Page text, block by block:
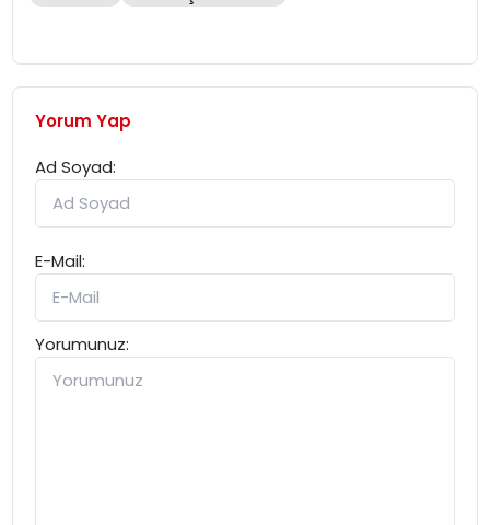
Yorum Yap
Ad Soyad:
E-Mail:
Yorumunuz: